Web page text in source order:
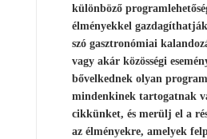
különböző
élményekkel
szó gasztronómiai
vagy akár közösségi
bővelkednek olyan
mindenkinek tartogatnak
cikkünket, és merülj el a
az élményekre, amelyek